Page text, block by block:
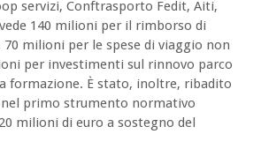
servizi, Conftrasporto Fedit, Aiti,
140 milioni per il rimborso di
milioni per le spese di viaggio non
per investimenti sul rinnovo parco
formazione. È stato, inoltre, ribadito
nel primo strumento normativo
milioni di euro a sostegno del